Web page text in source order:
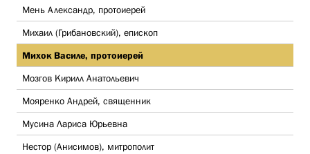
Мень Александр, протоиерей
Михаил (Грибановский), епископ
Михок Василе, протоиерей
Мозгов Кирилл Анатольевич
Мояренко Андрей, священник
Мусина Лариса Юрьевна
Нестор (Анисимов), митрополит